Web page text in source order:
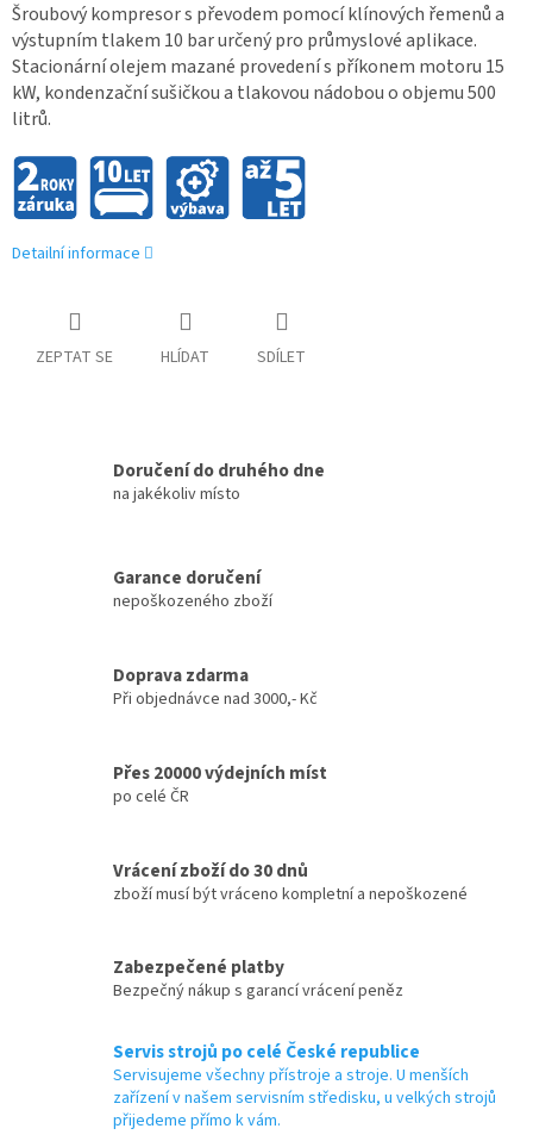
Šroubový kompresor s převodem pomocí klínových řemenů a
výstupním tlakem 10 bar určený pro průmyslové aplikace.
Stacionární olejem mazané provedení s příkonem motoru 15
kW, kondenzační sušičkou a tlakovou nádobou o objemu 500
litrů.
Detailní informace
ZEPTAT SE HLÍDAT SDÍLET
Doručení do druhého dne
na jakékoliv místo
Garance doručení
nepoškozeného zboží
Doprava zdarma
Při objednávce nad 3000,- Kč
Přes 20000 výdejních míst
po celé ČR
Vrácení zboží do 30 dnů
zboží musí být vráceno kompletní a nepoškozené
Zabezpečené platby
Bezpečný nákup s garancí vrácení peněz
Servis strojů po celé České republice
Servisujeme všechny přístroje a stroje. U menších
zařízení v našem servisním středisku, u velkých strojů
přijedeme přímo k vám.